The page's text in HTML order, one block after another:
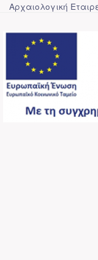
Αρχαιολογική